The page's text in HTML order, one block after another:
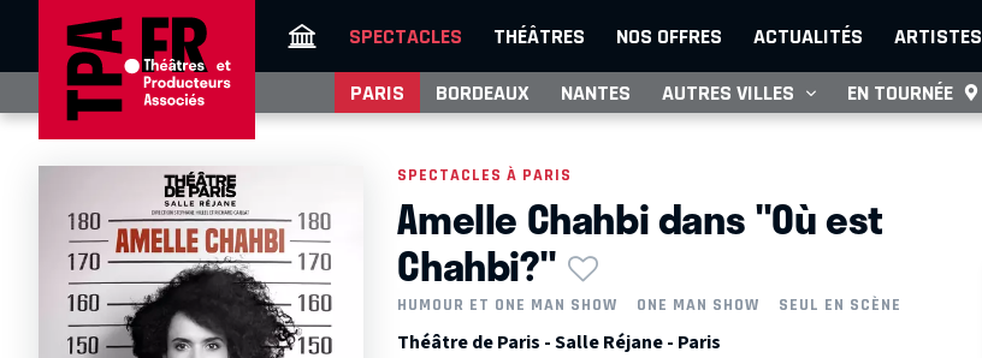
SPECTACLES THÉÂTRES NOS OFFRES ACTUALITÉS ARTISTES
PARIS BORDEAUX NANTES AUTRES VILLES EN TOURNÉE
SPECTACLES À PARIS
Amelle Chahbi dans "Où est
Chahbi?"
HUMOUR ET ONE MAN SHOW ONE MAN SHOW SEUL EN SCÈNE
Théâtre de Paris - Salle Réjane - Paris